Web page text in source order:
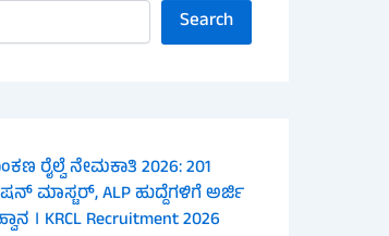
Search
ರೈಲ್ವೆ ನೇಮಕಾತಿ 2026: 201
ಮಾಸ್ಟರ್, ALP ಹುದ್ದೆಗಳಿಗೆ ಅರ್ಜಿ
। KRCL Recruitment 2026